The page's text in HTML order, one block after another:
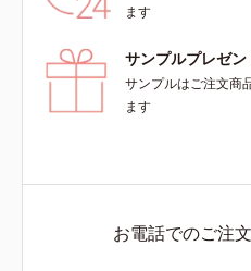
ます
サンプルプレゼン
サンプルはご注文商
ます
お電話でのご注